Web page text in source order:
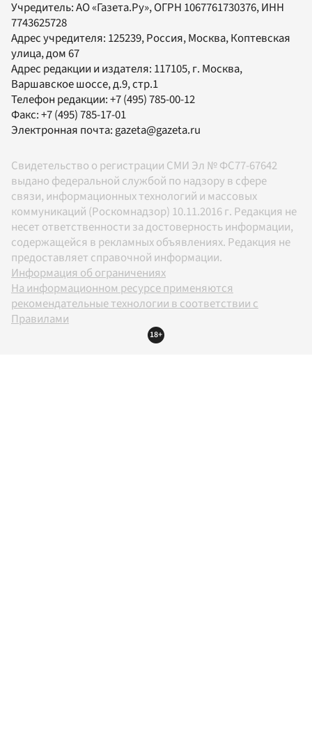
Учредитель:АО «Газета.Ру», ОГРН 1067761730376, ИНН
7743625728
Адрес учредителя: 125239, Россия, Москва, Коптевская
улица, дом 67
Адрес редакции и издателя: 117105, г. Москва,
Варшавское шоссе, д.9, стр.1
Телефон редакции:+7 (495) 785-00-12
Факс:+7 (495) 785-17-01
Электронная почта:gazeta@gazeta.ru
Свидетельство о регистрации СМИ Эл № ФС77-67642
выдано федеральной службой по надзору в сфере
связи, информационных технологий и массовых
коммуникаций (Роскомнадзор) 10.11.2016 г. Редакция не
несет ответственности за достоверность информации,
содержащейся в рекламных объявлениях. Редакция не
предоставляет справочной информации.
Информация об ограничениях
На информационном ресурсе применяются
рекомендательные технологии в соответствии с
Правилами
18+